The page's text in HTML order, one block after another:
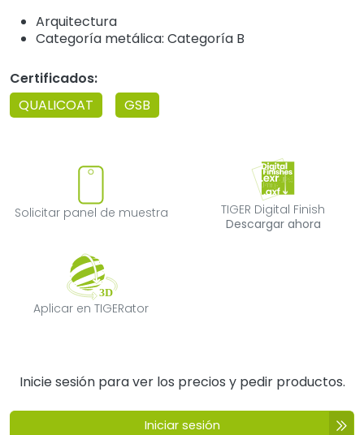
Arquitectura
Categoría metálica: Categoría B
Certificados:
QUALICOAT
GSB
Solicitar panel de muestra
Solicitar panel de muestra
TIGER Digital
TIGER Digital Finish
Descargar ahora
Aplicar en TIGERator
Aplicar en TIGERator
Inicie sesión para ver los precios y pedir productos.
Iniciar sesión